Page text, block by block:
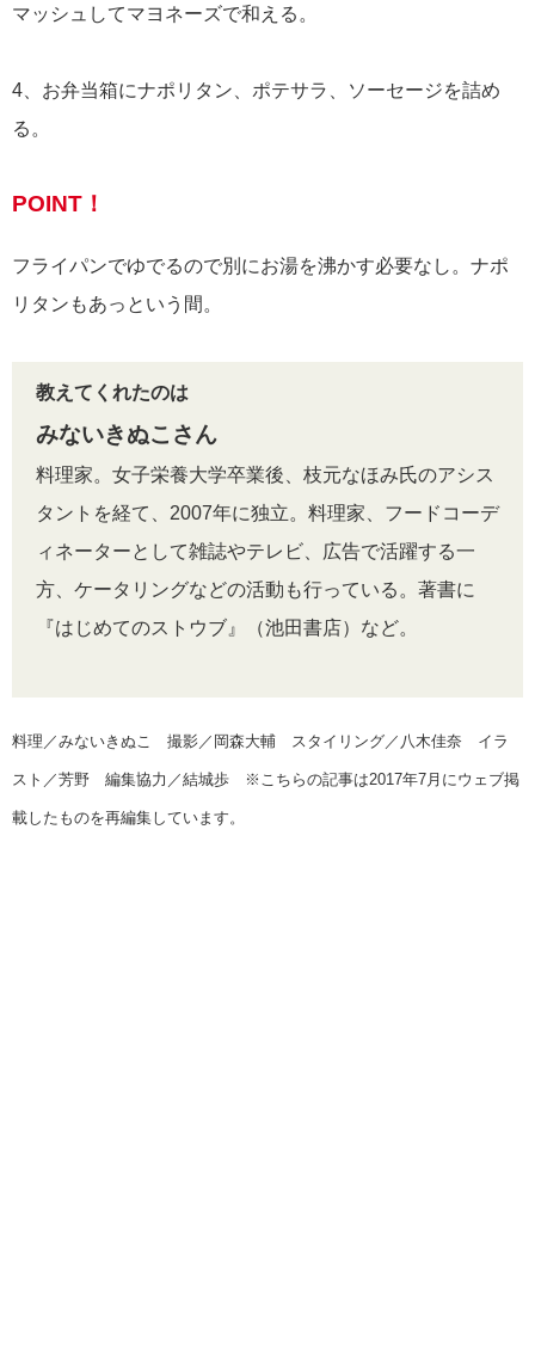
マッシュしてマヨネーズで和える。
4、お弁当箱にナポリタン、ポテサラ、ソーセージを詰め
る。
POINT！
フライパンでゆでるので別にお湯を沸かす必要なし。ナポ
リタンもあっという間。
教えてくれたのは
みないきぬこさん
料理家。女子栄養大学卒業後、枝元なほみ氏のアシス
タントを経て、2007年に独立。料理家、フードコーデ
ィネーターとして雑誌やテレビ、広告で活躍する一
方、ケータリングなどの活動も行っている。著書に
『はじめてのストウブ』（池田書店）など。
料理／みないきぬこ 撮影／岡森大輔 スタイリング／八木佳奈 イラ
スト／芳野 編集協力／結城歩 ※こちらの記事は2017年7月にウェブ掲
載したものを再編集しています。